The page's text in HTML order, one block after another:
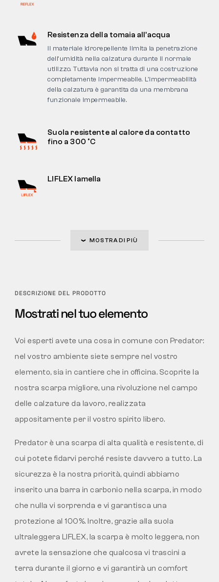
Resistenza della tomaia all'acqua
Il materiale idrorepellente limita la penetrazione
dell’umidità nella calzatura durante il normale
utilizzo. Tuttavia non si tratta di una costruzione
completamente impermeabile. L’impermeabilità
della calzatura è garantita da una membrana
funzionale impermeabile.
Suola resistente al calore da contatto
fino a 300 °C
LIFLEX lamella
MOSTRA DI PIÙ
DESCRIZIONE DEL PRODOTTO
Mostrati nel tuo elemento
Voi esperti avete una cosa in comune con Predator:
nel vostro ambiente siete sempre nel vostro
elemento, sia in cantiere che in officina. Scoprite la
nostra scarpa migliore, una rivoluzione nel campo
delle calzature da lavoro, realizzata
appositamente per il vostro spirito libero.
Predator è una scarpa di alta qualità e resistente, di
cui potete fidarvi perché resiste davvero a tutto. La
sicurezza è la nostra priorità, quindi abbiamo
inserito una barra in carbonio nella scarpa, in modo
che nulla vi sorprenda e vi garantisca una
protezione al 100%. Inoltre, grazie alla suola
ultraleggera LIFLEX, la scarpa è molto leggera, non
avrete la sensazione che qualcosa vi trascini a
terra durante il giorno e vi garantirà un comfort